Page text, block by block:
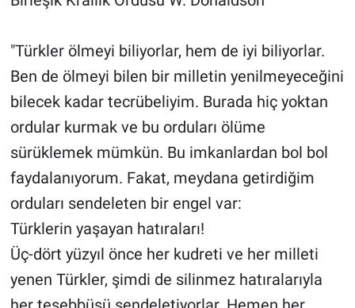
"Türkler ölmeyi biliyorlar, hem de iyi biliyorlar.
Ben de ölmeyi bilen bir milletin yenilmeyeceğini
bilecek kadar tecrübeliyim. Burada hiç yoktan
ordular kurmak ve bu orduları ölüme
sürüklemek mümkün. Bu imkanlardan bol bol
faydalanıyorum. Fakat, meydana getirdiğim
orduları sendeleten bir engel var:
Türklerin yaşayan hatıraları!
Üç-dört yüzyıl önce her kudreti ve her milleti
yenen Türkler, şimdi de silinmez hatıralarıyla